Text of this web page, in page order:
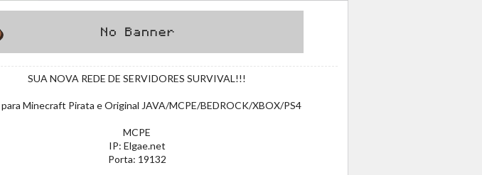
SUA NOVA REDE DE SERVIDORES SURVIVAL!!!
Minecraft Pirata e Original JAVA/MCPE/BEDROCK/XBOX/PS4
MCPE
IP: Elgae.net
Porta: 19132